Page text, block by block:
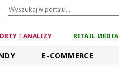
I ANALIZY RETAIL MEDIA
E-COMMERCE